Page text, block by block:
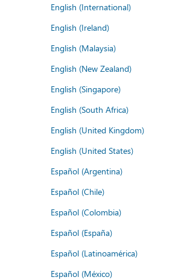
English (International)
English (Ireland)
English (Malaysia)
English (New Zealand)
English (Singapore)
English (South Africa)
English (United Kingdom)
English (United States)
Español (Argentina)
Español (Chile)
Español (Colombia)
Español (España)
Español (Latinoamérica)
Español (México)